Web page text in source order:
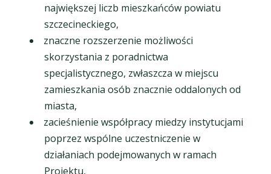
największej liczb mieszkańców powiatu
szczecineckiego,
znaczne rozszerzenie możliwości
skorzystania z poradnictwa
specjalistycznego, zwłaszcza w miejscu
zamieszkania osób znacznie oddalonych od
miasta,
zacieśnienie współpracy miedzy instytucjami
poprzez wspólne uczestniczenie w
działaniach podejmowanych w ramach
Projektu,